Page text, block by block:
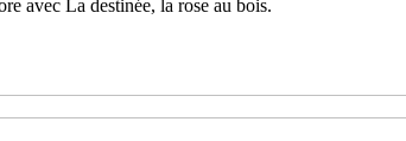
avec La destinée, la rose au bois.